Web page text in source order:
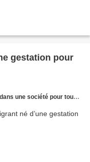
gestation pour
société pour tous les âges